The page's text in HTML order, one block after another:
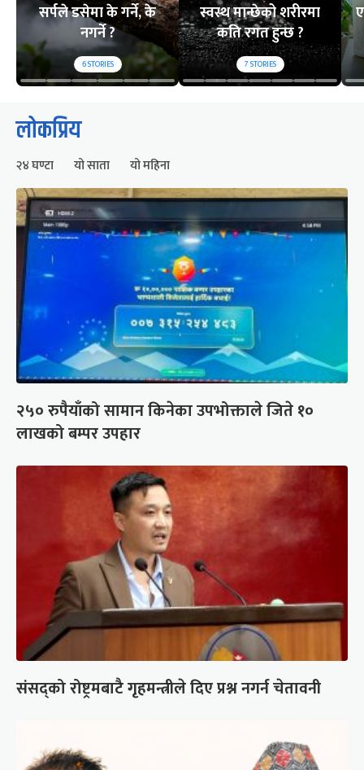
सर्पले डसेमा के गर्ने, के
नगर्ने ?
6STORIES
स्वस्थ मान्छेको शरीरमा
कति रगत हुन्छ ?
7STORIES
लोकप्रिय
२४ घण्टा यो साता यो महिना
२५० रुपैयाँको सामान किनेका उपभोक्ताले जिते १०
लाखको बम्पर उपहार
संसद्को रोष्ट्रमबाटै गृहमन्त्रीले दिए प्रश्न नगर्न चेतावनी